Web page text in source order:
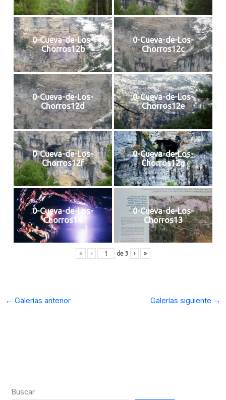
0-Cueva-de-Los-
Chorros12b
0-Cueva-de-Los-
Chorros12c
0-Cueva-de-Los-
Chorros12d
0-Cueva-de-Los-
Chorros12e
0-Cueva-de-Los-
Chorros12f
0-Cueva-de-Los-
Chorros12g
0-Cueva-de-Los-
Chorros14
0-Cueva-de-Los-
Chorros13
« ‹ de 3 › »
← Galerías anterior Galerías siguiente →
Buscar